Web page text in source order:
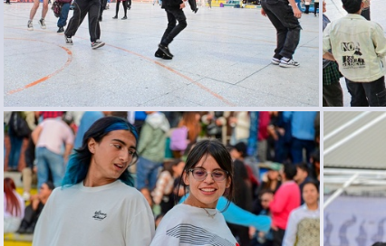
DSC 3136